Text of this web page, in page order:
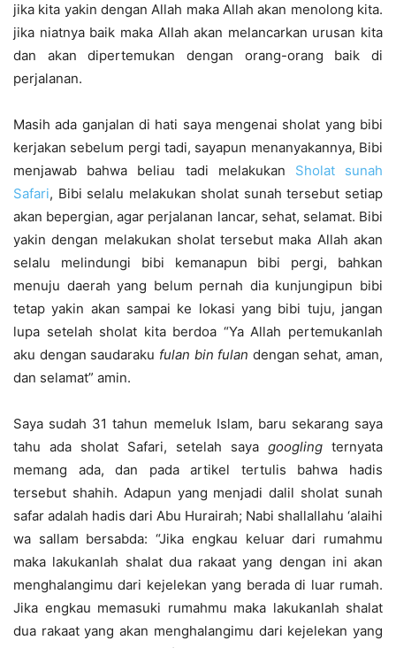
jika kita yakin dengan Allah maka Allah akan menolong kita.
jika niatnya baik maka Allah akan melancarkan urusan kita
dan akan dipertemukan dengan orang-orang baik di
perjalanan.
Masih ada ganjalan di hati saya mengenai sholat yang bibi
kerjakan sebelum pergi tadi, sayapun menanyakannya, Bibi
menjawab bahwa beliau tadi melakukan Sholat sunah
Safari, Bibi selalu melakukan sholat sunah tersebut setiap
akan bepergian, agar perjalanan lancar, sehat, selamat. Bibi
yakin dengan melakukan sholat tersebut maka Allah akan
selalu melindungi bibi kemanapun bibi pergi, bahkan
menuju daerah yang belum pernah dia kunjungipun bibi
tetap yakin akan sampai ke lokasi yang bibi tuju, jangan
lupa setelah sholat kita berdoa “Ya Allah pertemukanlah
aku dengan saudaraku fulan bin fulan dengan sehat, aman,
dan selamat” amin.
Saya sudah 31 tahun memeluk Islam, baru sekarang saya
tahu ada sholat Safari, setelah saya googling ternyata
memang ada, dan pada artikel tertulis bahwa hadis
tersebut shahih. Adapun yang menjadi dalil sholat sunah
safar adalah hadis dari Abu Hurairah; Nabi shallallahu ‘alaihi
wa sallam bersabda: “Jika engkau keluar dari rumahmu
maka lakukanlah shalat dua rakaat yang dengan ini akan
menghalangimu dari kejelekan yang berada di luar rumah.
Jika engkau memasuki rumahmu maka lakukanlah shalat
dua rakaat yang akan menghalangimu dari kejelekan yang